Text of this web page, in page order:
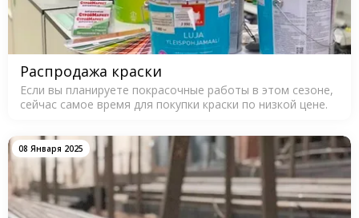
Распродажа краски
Если вы планируете покрасочные работы в этом сезоне,
сейчас самое время для покупки краски по низкой цене.
08 Января 2025